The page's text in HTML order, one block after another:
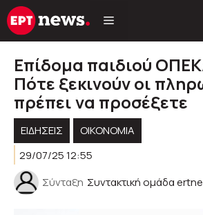
Μετάβαση
σε
Επίδομα παιδιού
Πότε ξεκινούν οι
πρέπει να προσέξετε
ΕΙΔΗΣΕΙΣ
ΟΙΚΟΝΟΜΙΑ
29/07/25 12:55
Σύνταξη Συντακτική ομάδα